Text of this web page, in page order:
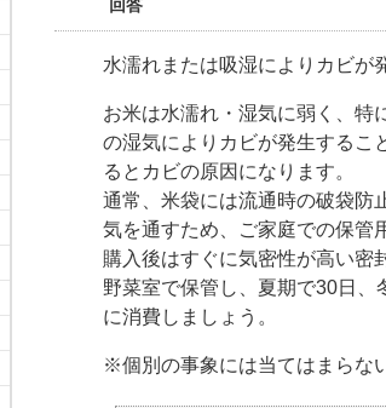
回答
水濡れまたは吸湿によりカビが
お米は水濡れ・湿気に弱く、特
の湿気によりカビが発生するこ
るとカビの原因になります。
通常、米袋には流通時の破袋防
気を通すため、ご家庭での保管
購入後はすぐに気密性が高い密
野菜室で保管し、夏期で30日
に消費しましょう。
※個別の事象には当てはまらな